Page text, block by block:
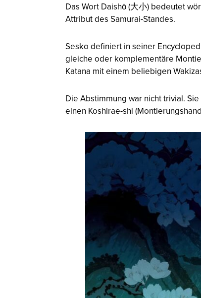
Das Wort Daishō (大小) bedeutet
Attribut des Samurai-Standes.
Sesko definiert in seiner
gleiche oder komplementäre
Katana mit einem beliebigen
Die Abstimmung war nicht trivial.
einen Koshirae-shi